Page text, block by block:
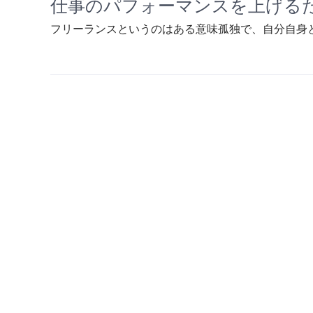
仕事のパフォーマンスを上げる
フリーランスというのはある意味孤独で、自分自身